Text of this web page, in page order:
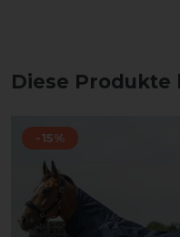
Diese
-15%